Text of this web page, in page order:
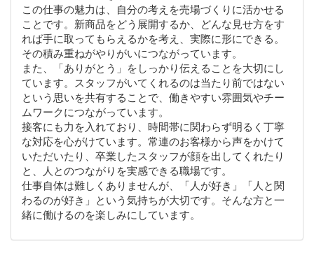
この仕事の魅力は、自分の考えを売場づくりに活かせる
ことです。新商品をどう展開するか、どんな見せ方をす
れば手に取ってもらえるかを考え、実際に形にできる。
その積み重ねがやりがいにつながっています。
また、「ありがとう」をしっかり伝えることを大切にし
ています。スタッフがいてくれるのは当たり前ではない
という思いを共有することで、働きやすい雰囲気やチー
ムワークにつながっています。
接客にも力を入れており、時間帯に関わらず明るく丁寧
な対応を心がけています。常連のお客様から声をかけて
いただいたり、卒業したスタッフが顔を出してくれたり
と、人とのつながりを実感できる職場です。
仕事自体は難しくありませんが、「人が好き」「人と関
わるのが好き」という気持ちが大切です。そんな方と一
緒に働けるのを楽しみにしています。